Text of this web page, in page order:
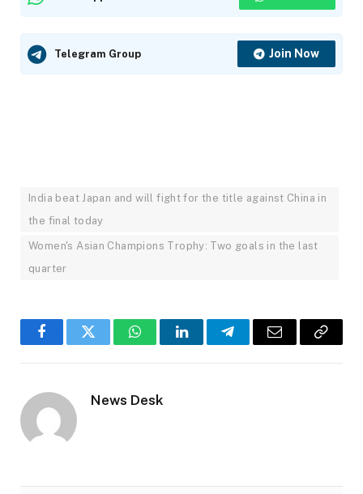
Telegram Group Join Now
India beat Japan and will fight for the title against China in
the final today
Women's Asian Champions Trophy: Two goals in the last
quarter
FacebookTwitter WhatsAppLinkedInTelegramEmail
Copy
News Desk